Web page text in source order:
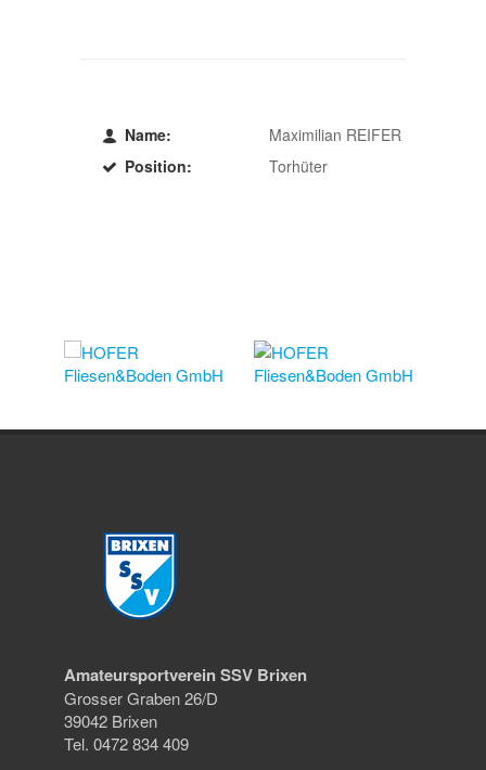
Name:
Maximilian REIFER
Position:
Torhüter
Amateursportverein SSV Brixen
Grosser Graben 26/D
39042 Brixen
Tel. 0472 834 409